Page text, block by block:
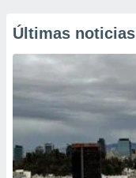
Últimas noticias